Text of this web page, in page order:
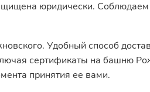
юридически. Соблюдаем
Удобный способ
сертификаты на башню
принятия ее вами.